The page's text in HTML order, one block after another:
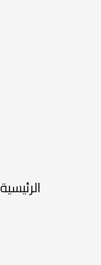
الرئيسية